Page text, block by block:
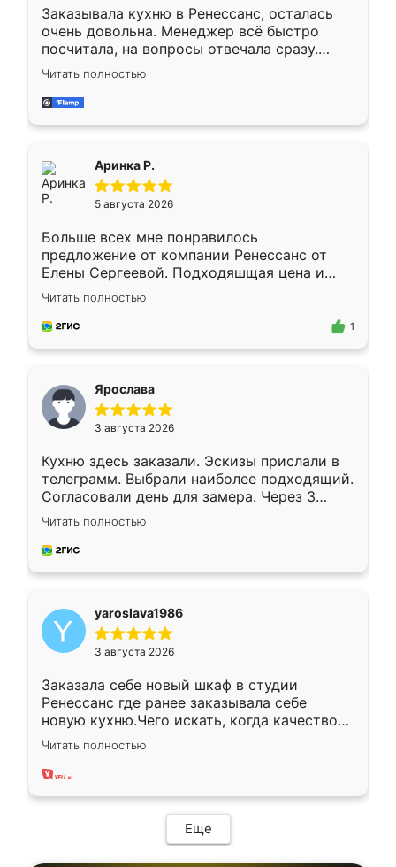
Заказывала кухню в Ренессанс, осталась
очень довольна. Менеджер всё быстро
посчитала, на вопросы отвечала сразу.
Замерщик приехал в субботу, подошёл к
делу со всей ответственностью. Собрали
за день, ребята работали аккуратно, даже
Читать полностью
Аринка Р.
5 августа 2026
Больше всех мне понравилось
предложение от компании Ренессанс от
Елены Сергеевой. Подходяшщая цена и
короткие сроки изготовления. Приехавший
для замера сотрудник Владислав
предложил по моему эскизу самый
Читать полностью
1
Ярослава
3 августа 2026
Кухню здесь заказали. Эскизы прислали в
телеграмм. Выбрали наиболее подходящий.
Согласовали день для замера. Через 3
недели кухня была уже готова. Остались
довольны работой. Спасибо Ренессанс
мебель за качественную работу!
Читать полностью
yaroslava1986
3 августа 2026
Заказала себе новый шкаф в студии
Ренессанс где ранее заказывала себе
новую кухню.Чего искать, когда качеством
вполне довольна. Служит кухня уже почти
два года, нареканий нет.
Читать полностью
Еще